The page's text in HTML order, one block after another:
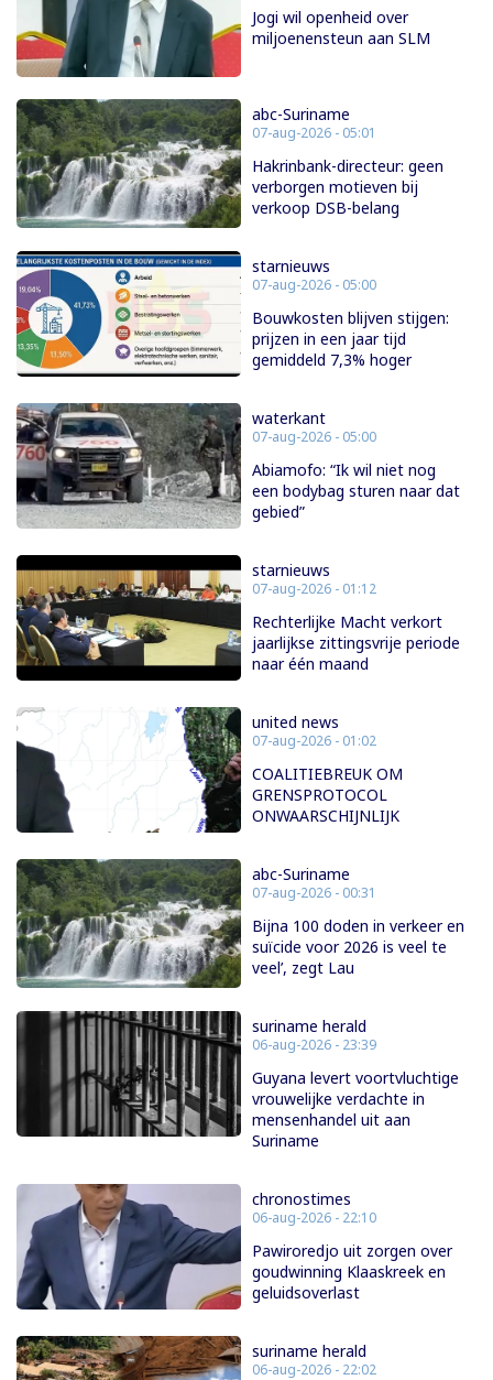
Jogi wil openheid over
miljoenensteun aan SLM
abc-Suriname
07-aug-2026 - 05:01
Hakrinbank-directeur: geen
verborgen motieven bij
verkoop DSB-belang
starnieuws
07-aug-2026 - 05:00
Bouwkosten blijven stijgen:
prijzen in een jaar tijd
gemiddeld 7,3% hoger
waterkant
07-aug-2026 - 05:00
Abiamofo: “Ik wil niet nog
een bodybag sturen naar dat
gebied”
starnieuws
07-aug-2026 - 01:12
Rechterlijke Macht verkort
jaarlijkse zittingsvrije periode
naar één maand
united news
07-aug-2026 - 01:02
COALITIEBREUK OM
GRENSPROTOCOL
ONWAARSCHIJNLIJK
abc-Suriname
07-aug-2026 - 00:31
Bijna 100 doden in verkeer en
suïcide voor 2026 is veel te
veel’, zegt Lau
suriname herald
06-aug-2026 - 23:39
Guyana levert voortvluchtige
vrouwelijke verdachte in
mensenhandel uit aan
Suriname
chronostimes
06-aug-2026 - 22:10
Pawiroredjo uit zorgen over
goudwinning Klaaskreek en
geluidsoverlast
suriname herald
06-aug-2026 - 22:02